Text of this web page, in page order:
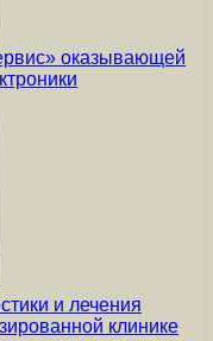
оказывающей
и лечения
клинике